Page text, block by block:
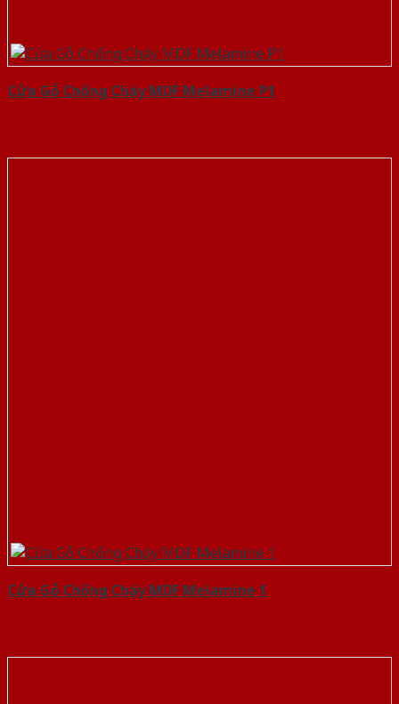
Cửa Gỗ Chống Cháy MDF Melamine P1
Cửa Gỗ Chống Cháy MDF Melamine 1